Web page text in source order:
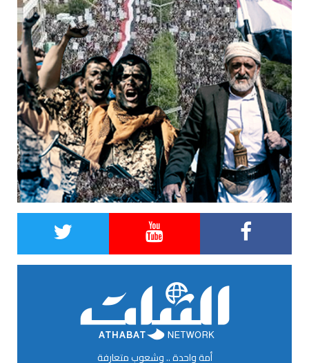
أمة واحدة .. وشعوب متعارفة